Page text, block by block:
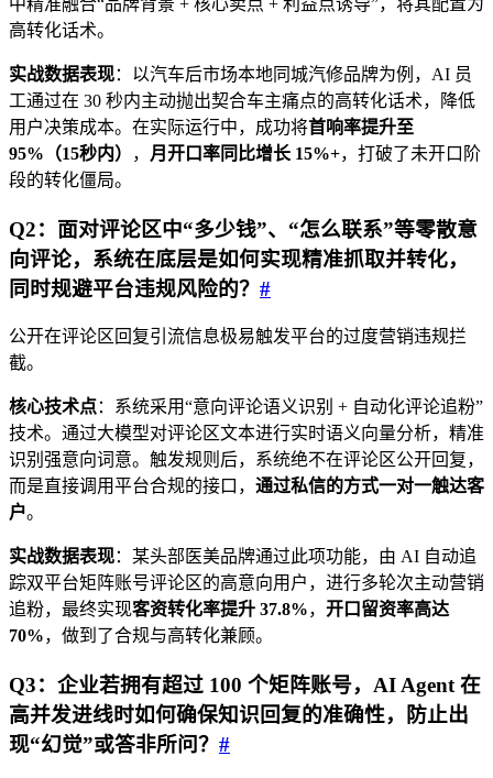
中精准融合“品牌背景 + 核心卖点 + 利益点诱导”，将其配置为
高转化话术。
实战数据表现：以汽车后市场本地同城汽修品牌为例，AI 员
工通过在 30 秒内主动抛出契合车主痛点的高转化话术，降低
用户决策成本。在实际运行中，成功将首响率提升至
95%（15秒内）
， 月开口率同比增长 15%+，打破了未开口阶
段的转化僵局。
Q2：面对评论区中“多少钱”、“怎么联系”等零散意
向评论，系统在底层是如何实现精准抓取并转化，
同时规避平台违规风险的？ #
公开在评论区回复引流信息极易触发平台的过度营销违规拦
截。
核心技术点：系统采用“意向评论语义识别 + 自动化评论追粉”
技术。通过大模型对评论区文本进行实时语义向量分析，精准
识别强意向词意。触发规则后，系统绝不在评论区公开回复，
而是直接调用平台合规的接口， 通过私信的方式一对一触达客
户。
实战数据表现：某头部医美品牌通过此项功能，由 AI 自动追
踪双平台矩阵账号评论区的高意向用户，进行多轮次主动营销
追粉，最终实现客资转化率提升 37.8%， 开口留资率高达
70%，做到了合规与高转化兼顾。
Q3：企业若拥有超过 100 个矩阵账号，AI Agent 在
高并发进线时如何确保知识回复的准确性，防止出
现“幻觉”或答非所问？ #